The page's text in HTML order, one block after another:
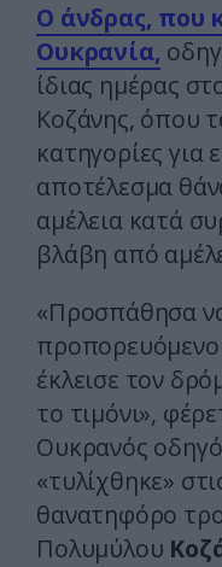
Ο άνδρας, που
Ουκρανία,
ίδιας ημέρας
Κοζάνης, όπου
κατηγορίες για
αποτέλεσμα
αμέλεια κατά
βλάβη από
«Προσπάθησα
έκλεισε τον
το τιμόνι»,
Ουκρανός
«τυλίχθηκε»
θανατηφόρο
Πολυμύλου